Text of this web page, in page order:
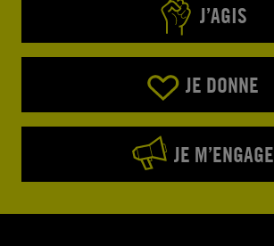
J’AGIS
JE DONNE
JE M’ENGAGE